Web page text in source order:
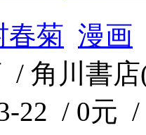
春菊 漫画
角川書店
22 / 0元 /